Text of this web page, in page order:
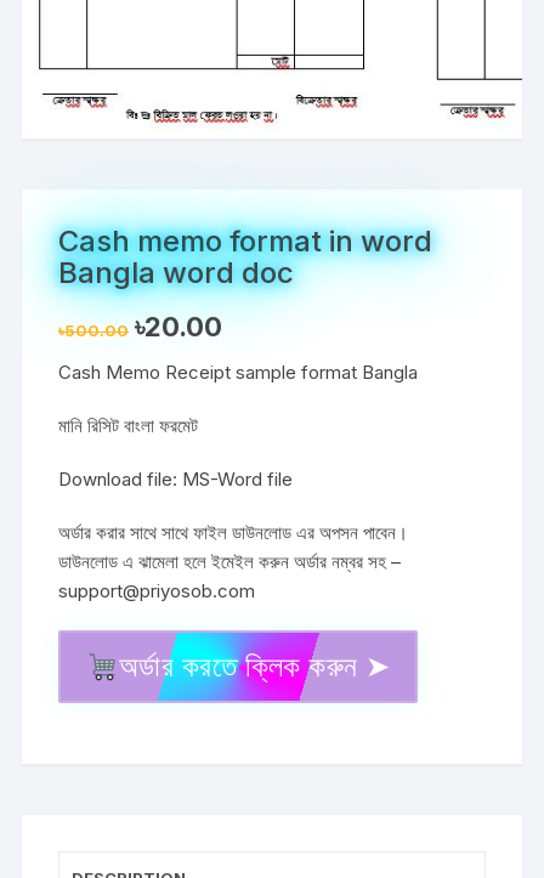
Cash memo format in word
Bangla word doc
৳500.00 Original
price
৳500.00.
৳20.00
৳20.00.
Cash Memo Receipt sample format Bangla
মানি রিসিট বাংলা ফরমেট
Download file: MS-Word file
অর্ডার করার সাথে সাথে ফাইল ডাউনলোড এর অপসন পাবেন।
ডাউনলোড এ ঝামেলা হলে ইমেইল করুন অর্ডার নম্বর সহ –
support@priyosob.com
Cash
memo
অর্ডার করতে ক্লিক করুন ➤